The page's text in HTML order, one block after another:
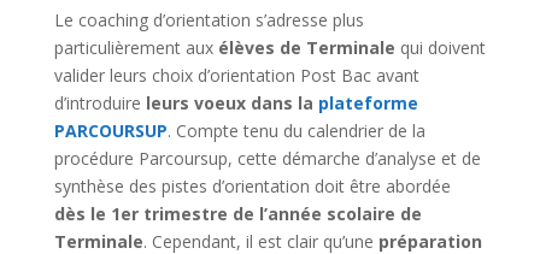
Le coaching d’orientation s’adresse plus
particulièrement aux élèves de Terminale qui doivent
valider leurs choix d’orientation Post Bac avant
d’introduire leurs voeux dans la plateforme
PARCOURSUP. Compte tenu du calendrier de la
procédure Parcoursup, cette démarche d’analyse et de
synthèse des pistes d’orientation doit être abordée
dès le 1er trimestre de l’année scolaire de
Terminale. Cependant, il est clair qu’une préparation